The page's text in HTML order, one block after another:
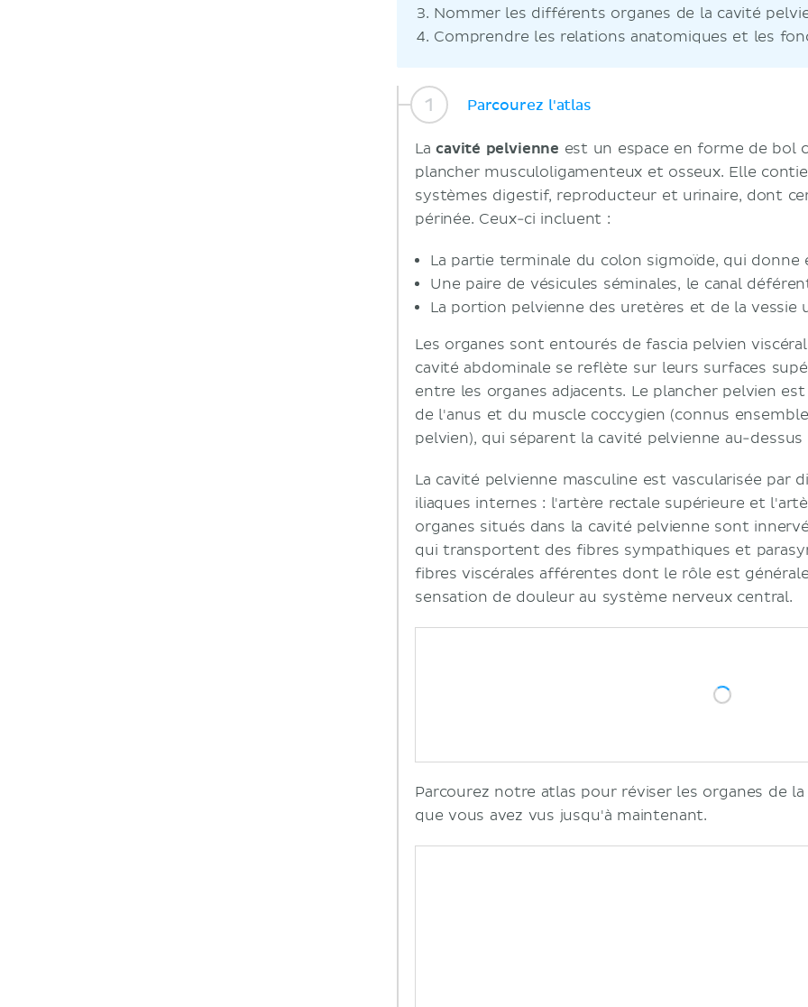
Nommer les différents organes de la cavité
Comprendre les relations anatomiques et les
Parcourez l'atlas
Lacavité pelvienne est un espace en forme de bol
plancher musculoligamenteux et osseux. Elle
systèmes digestif, reproducteur et urinaire, dont
périnée. Ceux-ci incluent :
La partie terminale du colon sigmoïde, qui donne
Une paire de vésicules séminales, le canal
La portion pelvienne des uretères et de la vessie
Les organes sont entourés de fascia pelvien
cavité abdominale se reflète sur leurs surfaces
entre les organes adjacents. Le plancher pelvien
de l'anus et du muscle coccygien (connus
pelvien), qui séparent la cavité pelvienne au-
La cavité pelvienne masculine est vascularisée par
iliaques internes : l'artère rectale supérieure et
organes situés dans la cavité pelvienne sont
qui transportent des fibres sympathiques et
fibres viscérales afférentes dont le rôle est
sensation de douleur au système nerveux central.
Parcourez notre atlas pour réviser les organes de
que vous avez vus jusqu'à maintenant.